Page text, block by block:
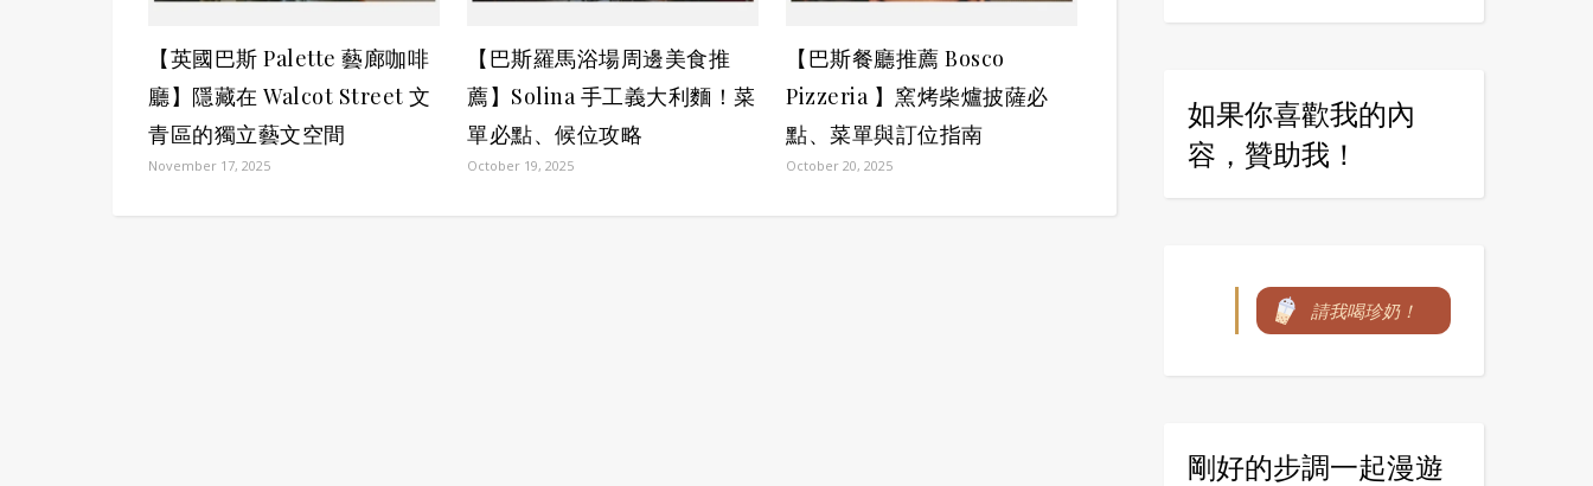
【英國巴斯 Palette 藝廊咖啡
廳】隱藏在 Walcot Street 文
青區的獨立藝文空間
November 17, 2025
【巴斯羅馬浴場周邊美食推
薦】Solina 手工義大利麵！菜
單必點、候位攻略
October 19, 2025
【巴斯餐廳推薦 Bosco
Pizzeria 】窯烤柴爐披薩必
點、菜單與訂位指南
October 20, 2025
如果你喜歡我的內
容，贊助我！
請我喝珍奶！
剛好的步調一起漫遊